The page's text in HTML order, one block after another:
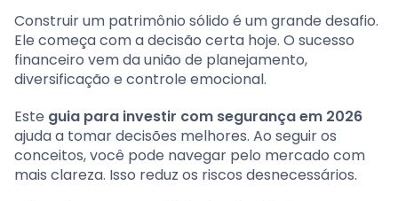
Construir um patrimônio sólido é um grande desafio.
Ele começa com a decisão certa hoje. O sucesso
financeiro vem da união de planejamento,
diversificação e controle emocional.
Este guia para investir com segurança em 2026
ajuda a tomar decisões melhores. Ao seguir os
conceitos, você pode navegar pelo mercado com
mais clareza. Isso reduz os riscos desnecessários.